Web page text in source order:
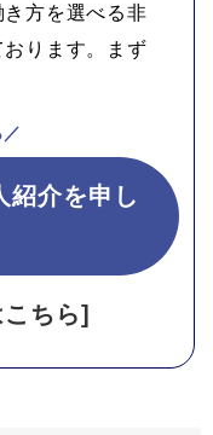
方を選べる非
ります。まず
紹介を申し
ちら]